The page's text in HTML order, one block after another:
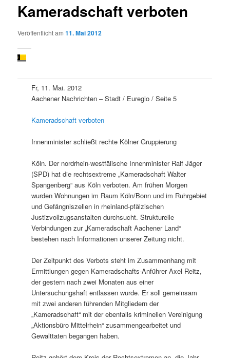
Kameradschaft verboten
Veröffentlicht am11. Mai 2012
Fr, 11. Mai. 2012
Aachener Nachrichten – Stadt / Euregio / Seite 5
Kameradschaft verboten
Innenminister schließt rechte Kölner Gruppierung
Köln. Der nordrhein-westfälische Innenminister Ralf Jäger
(SPD) hat die rechtsextreme „Kameradschaft Walter
Spangenberg“ aus Köln verboten. Am frühen Morgen
wurden Wohnungen im Raum Köln/Bonn und im Ruhrgebiet
und Gefängniszellen in rheinland-pfälzischen
Justizvollzugsanstalten durchsucht. Strukturelle
Verbindungen zur „Kameradschaft Aachener Land“
bestehen nach Informationen unserer Zeitung nicht.
Der Zeitpunkt des Verbots steht im Zusammenhang mit
Ermittlungen gegen Kameradschafts-Anführer Axel Reitz,
der gestern nach zwei Monaten aus einer
Untersuchungshaft entlassen wurde. Er soll gemeinsam
mit zwei anderen führenden Mitgliedern der
„Kameradschaft“ mit der ebenfalls kriminellen Vereinigung
„Aktionsbüro Mittelrhein“ zusammengearbeitet und
Gewalttaten begangen haben.